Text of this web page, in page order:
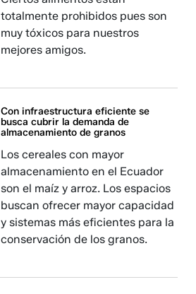
totalmente prohibidos pues son
muy tóxicos para nuestros
mejores amigos.
Con infraestructura eficiente se
busca cubrir la demanda de
almacenamiento de granos
Los cereales con mayor
almacenamiento en el Ecuador
son el maíz y arroz. Los espacios
buscan ofrecer mayor capacidad
y sistemas más eficientes para la
conservación de los granos.